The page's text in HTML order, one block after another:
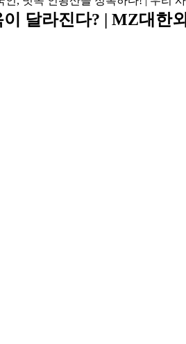
달라진다? | MZ대한